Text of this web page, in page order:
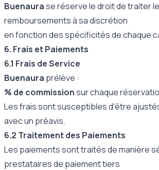
Buenaurase réserve le droit de traiter
remboursements à sa discrétion
en fonction des spécificités de chaque
6. Frais et Paiements
6.1 Frais de Service
Buenaura prélève :
% de commissionsur chaque
Les frais sont susceptibles d'être
avec un préavis.
6.2 Traitement des Paiements
Les paiements sont traités de manière
prestataires de paiement tiers